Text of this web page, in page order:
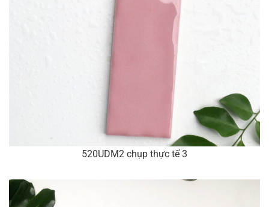
520UDM2 chụp thực tế 3